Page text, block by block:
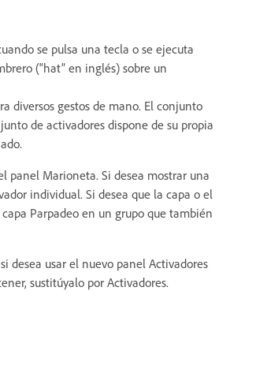
se pulsa una tecla o se ejecuta
(“hat” en inglés) sobre un
diversos gestos de mano. El conjunto
de activadores dispone de su propia
panel Marioneta. Si desea mostrar una
individual. Si desea que la capa o el
Parpadeo en un grupo que también
desea usar el nuevo panel Activadores
sustitúyalo por Activadores.